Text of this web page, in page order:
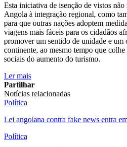
Esta iniciativa de isenção de vistos
Angola à integração regional, como
para que outras nações adoptem
viagens mais fáceis para os cidadãos
promover um sentido de unidade e
continente, ao mesmo tempo que
sociais do aumento do turismo.
Ler mais
Partilhar
Notícias relacionadas
Política
Lei angolana contra fake news entra
Política